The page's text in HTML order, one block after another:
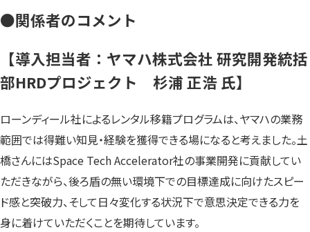
●関係者のコメント
【導入担当者：ヤマハ株式会社 研究開発統括
部HRDプロジェクト 杉浦 正浩 氏】
ローンディール社によるレンタル移籍プログラムは、ヤマハの業務
範囲では得難い知見・経験を獲得できる場になると考えました。土
橋さんにはSpace Tech Accelerator社の事業開発に貢献してい
ただきながら、後ろ盾の無い環境下での目標達成に向けたスピー
ド感と突破力、そして日々変化する状況下で意思決定できる力を
身に着けていただくことを期待しています。